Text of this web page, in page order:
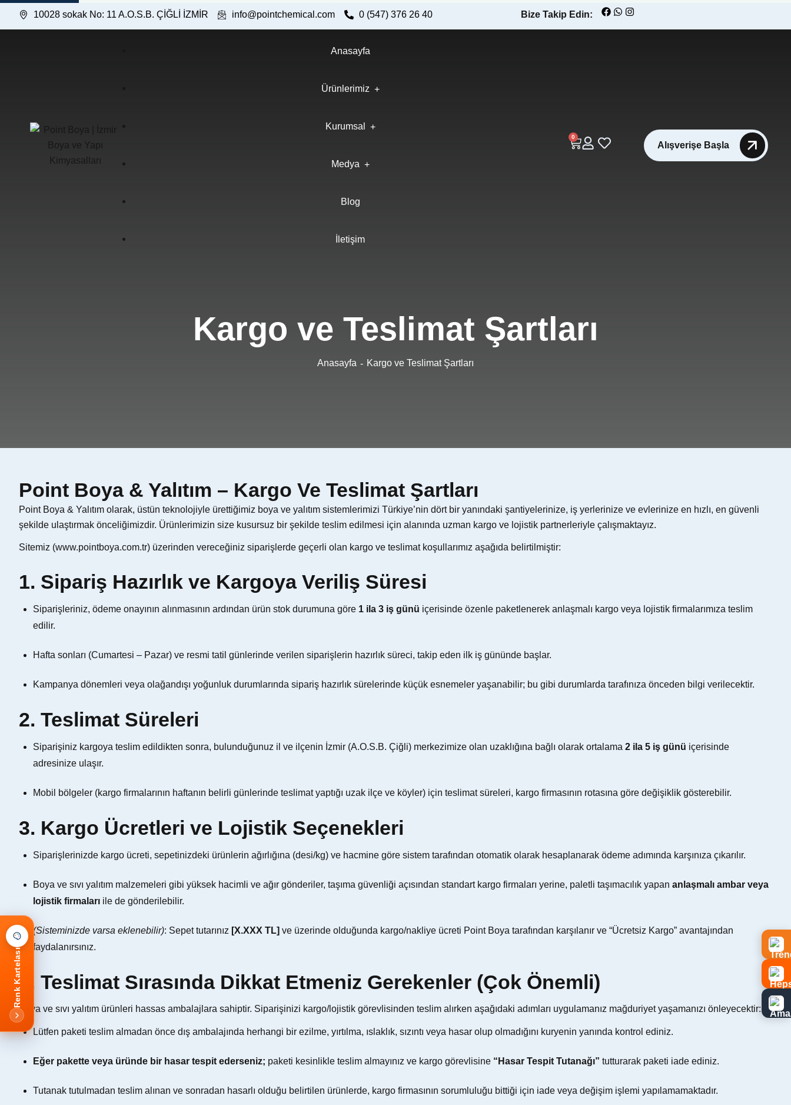
10028 sokak No: 11 A.O.S.B. ÇİĞLİ İZMİR info@pointchemical.com 0 (547) 376 26 40 Bize Takip Edin:
Anasayfa
Ürünlerimiz
Kurumsal
Sıkça Sorulan Sorular
Medya
Blog
İletişim
0
Alışverişe Başla
Kargo ve Teslimat Şartları
Anasayfa Kargo ve Teslimat Şartları
Point Boya & Yalıtım – Kargo Ve Teslimat Şartları
Point Boya & Yalıtım olarak, üstün teknolojiyle ürettiğimiz boya ve yalıtım sistemlerimizi Türkiye’nin dört bir yanındaki şantiyelerinize, iş yerlerinize ve evlerinize en hızlı, en güvenli
şekilde ulaştırmak önceliğimizdir. Ürünlerimizin size kusursuz bir şekilde teslim edilmesi için alanında uzman kargo ve lojistik partnerleriyle çalışmaktayız.
Sitemiz (www.pointboya.com.tr) üzerinden vereceğiniz siparişlerde geçerli olan kargo ve teslimat koşullarımız aşağıda belirtilmiştir:
1. Sipariş Hazırlık ve Kargoya Veriliş Süresi
Siparişleriniz, ödeme onayının alınmasının ardından ürün stok durumuna göre 1 ila 3 iş günü içerisinde özenle paketlenerek anlaşmalı kargo veya lojistik firmalarımıza teslim
edilir.
Hafta sonları (Cumartesi – Pazar) ve resmi tatil günlerinde verilen siparişlerin hazırlık süreci, takip eden ilk iş gününde başlar.
Kampanya dönemleri veya olağandışı yoğunluk durumlarında sipariş hazırlık sürelerinde küçük esnemeler yaşanabilir; bu gibi durumlarda tarafınıza önceden bilgi verilecektir.
2. Teslimat Süreleri
Siparişiniz kargoya teslim edildikten sonra, bulunduğunuz il ve ilçenin İzmir (A.O.S.B. Çiğli) merkezimize olan uzaklığına bağlı olarak ortalama 2 ila 5 iş günü içerisinde
adresinize ulaşır.
Mobil bölgeler (kargo firmalarının haftanın belirli günlerinde teslimat yaptığı uzak ilçe ve köyler) için teslimat süreleri, kargo firmasının rotasına göre değişiklik gösterebilir.
3. Kargo Ücretleri ve Lojistik Seçenekleri
Siparişlerinizde kargo ücreti, sepetinizdeki ürünlerin ağırlığına (desi/kg) ve hacmine göre sistem tarafından otomatik olarak hesaplanarak ödeme adımında karşınıza çıkarılır.
Boya ve sıvı yalıtım malzemeleri gibi yüksek hacimli ve ağır gönderiler, taşıma güvenliği açısından standart kargo firmaları yerine, paletli taşımacılık yapan anlaşmalı ambar veya
lojistik firmaları ile de gönderilebilir.
(Sisteminizde varsa eklenebilir): Sepet tutarınız [X.XXX TL] ve üzerinde olduğunda kargo/nakliye ücreti Point Boya tarafından karşılanır ve “Ücretsiz Kargo” avantajından
faydalanırsınız.
4. Teslimat Sırasında Dikkat Etmeniz Gerekenler (Çok Önemli)
Boya ve sıvı yalıtım ürünleri hassas ambalajlara sahiptir. Siparişinizi kargo/lojistik görevlisinden teslim alırken aşağıdaki adımları uygulamanız mağduriyet yaşamanızı önleyecektir:
Lütfen paketi teslim almadan önce dış ambalajında herhangi bir ezilme, yırtılma, ıslaklık, sızıntı veya hasar olup olmadığını kuryenin yanında kontrol ediniz.
Eğer pakette veya üründe bir hasar tespit ederseniz; paketi kesinlikle teslim almayınız ve kargo görevlisine “Hasar Tespit Tutanağı” tutturarak paketi iade ediniz.
Tutanak tutulmadan teslim alınan ve sonradan hasarlı olduğu belirtilen ürünlerde, kargo firmasının sorumluluğu bittiği için iade veya değişim işlemi yapılamamaktadır.
Renk Kartelası